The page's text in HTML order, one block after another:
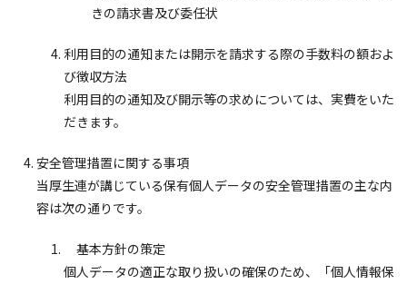
きの請求書及び委任状
利用目的の通知または開示を請求する際の手数料の額およ
び徴収方法
利用目的の通知及び開示等の求めについては、実費をいた
だきます。
安全管理措置に関する事項
当厚生連が講じている保有個人データの安全管理措置の主な内
容は次の通りです。
基本方針の策定
個人データの適正な取り扱いの確保のため、「個人情報保